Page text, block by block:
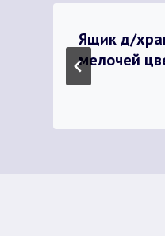
Ящик д/
мелочей